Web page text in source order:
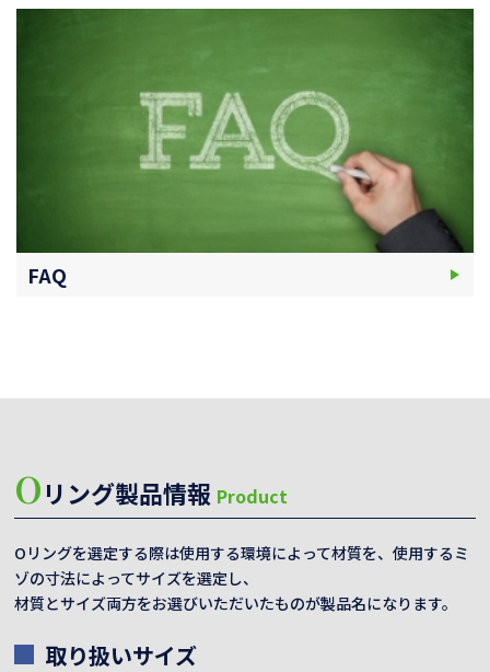
FAQ
Oリング製品情報 Product
Oリングを選定する際は使用する環境によって材質を、使用するミ
ゾの寸法によってサイズを選定し、
材質とサイズ両方をお選びいただいたものが製品名になります。
取り扱いサイズ